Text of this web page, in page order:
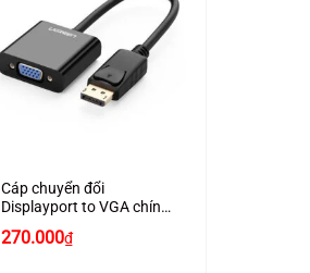
Cáp chuyển đổi
Displayport to VGA chính
cấp
270.000₫